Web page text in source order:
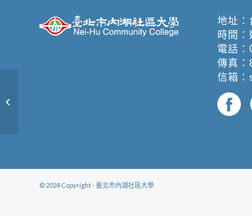
地址：
時間
電話：
傳真
信箱：
© 2024 Copyright - 臺北市內湖社區大學